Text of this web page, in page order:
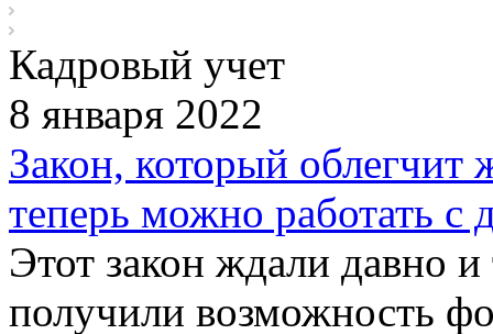
Кадровый учет
8 января 2022
Закон, который
теперь можно работать с
Этот закон ждали давно
получили возможность